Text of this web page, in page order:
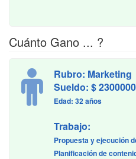
Cuánto Gano ... ?
Rubro: Marketing
Sueldo: $
Edad: 32 años
Trabajo:
Propuesta y ejecución
Planificación de